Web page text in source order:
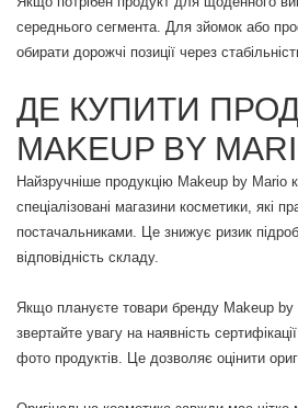
середнього сегмента. Для зйомок або
обирати дорожчі позиції через
ДЕ КУПИТИ
MAKEUP BY
Найзручніше продукцію Makeup by Mario
спеціалізовані магазини косметики, які
постачальниками. Це знижує ризик
відповідність складу.
Якщо плануєте товари бренду Makeup by
звертайте увагу на наявність
фото продуктів. Це дозволяє оцінити